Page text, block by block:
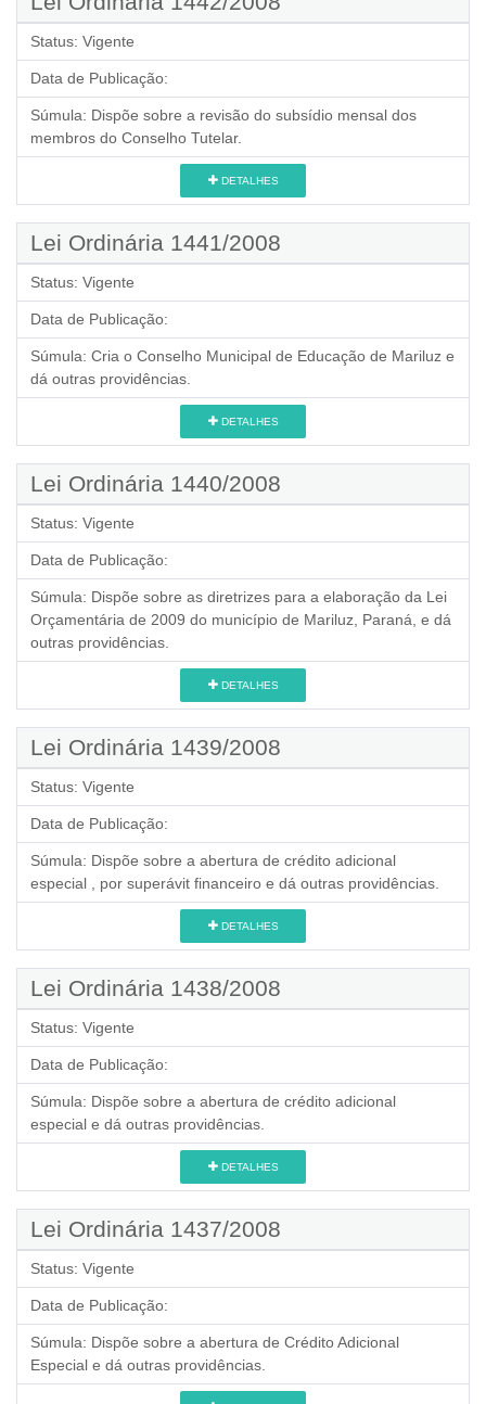
Status: Vigente
Data de Publicação:
Súmula: Dispõe sobre a revisão do subsídio mensal dos
membros do Conselho Tutelar.
DETALHES
Lei Ordinária 1441/2008
Status: Vigente
Data de Publicação:
Súmula: Cria o Conselho Municipal de Educação de Mariluz e
dá outras providências.
DETALHES
Lei Ordinária 1440/2008
Status: Vigente
Data de Publicação:
Súmula: Dispõe sobre as diretrizes para a elaboração da Lei
Orçamentária de 2009 do município de Mariluz, Paraná, e dá
outras providências.
DETALHES
Lei Ordinária 1439/2008
Status: Vigente
Data de Publicação:
Súmula: Dispõe sobre a abertura de crédito adicional
especial , por superávit financeiro e dá outras providências.
DETALHES
Lei Ordinária 1438/2008
Status: Vigente
Data de Publicação:
Súmula: Dispõe sobre a abertura de crédito adicional
especial e dá outras providências.
DETALHES
Lei Ordinária 1437/2008
Status: Vigente
Data de Publicação:
Súmula: Dispõe sobre a abertura de Crédito Adicional
Especial e dá outras providências.